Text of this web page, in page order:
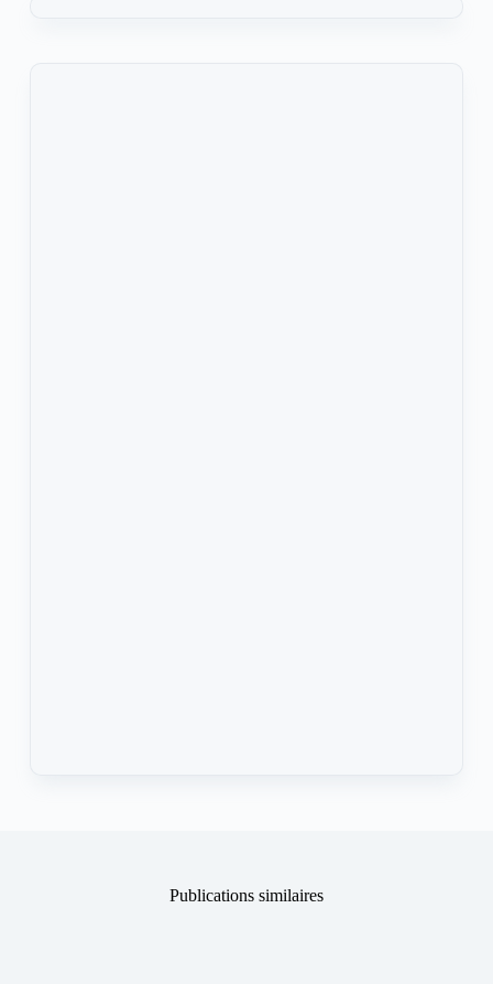
Publications similaires